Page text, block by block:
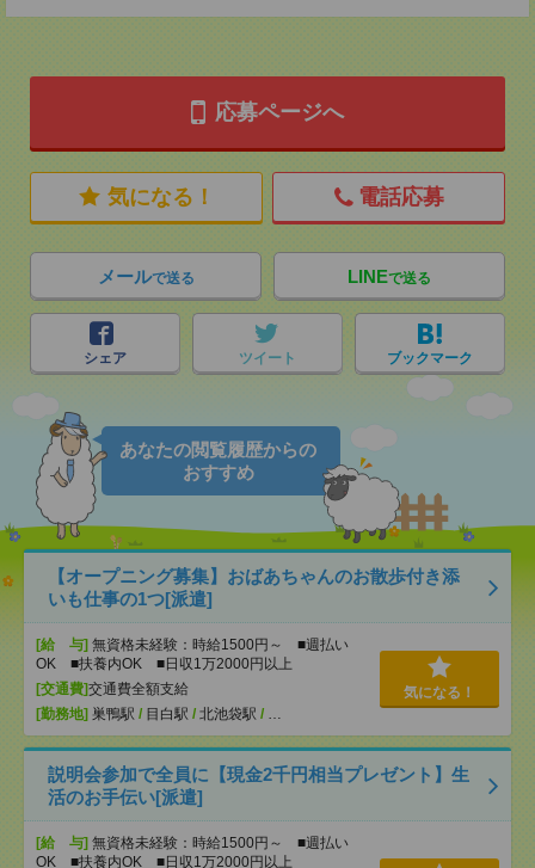
応募ページへ
気になる！ 電話応募
メールで送る LINEで送る
シェア ツイート ブックマーク
あなたの閲覧履歴からの
おすすめ
【オープニング募集】おばあちゃんのお散歩付き添
いも仕事の1つ[派遣]
[給 与] 無資格未経験：時給1500円～ ■週払い
OK ■扶養内OK ■日収1万2000円以上
[交通費]交通費全額支給
[勤務地] 巣鴨駅 / 目白駅 / 北池袋駅 / …
気になる！
説明会参加で全員に【現金2千円相当プレゼント】生
活のお手伝い[派遣]
[給 与] 無資格未経験：時給1500円～ ■週払い
OK ■扶養内OK ■日収1万2000円以上